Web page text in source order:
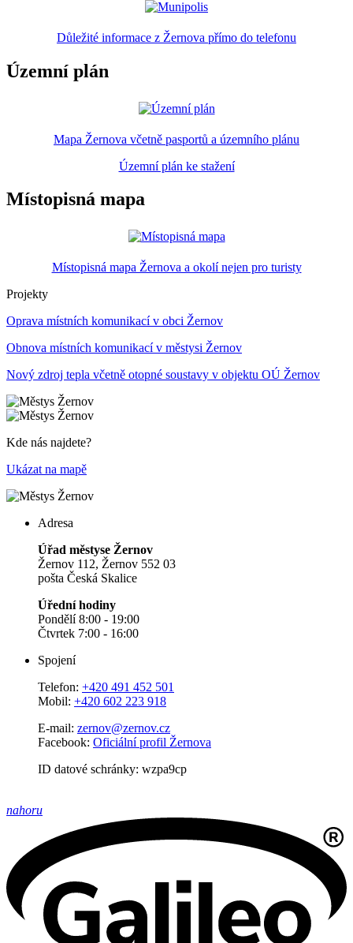
Důležité informace z Žernova přímo do telefonu
Územní plán
Mapa Žernova včetně pasportů a územního plánu
Územní plán ke stažení
Místopisná mapa
Místopisná mapa Žernova a okolí nejen pro turisty
Projekty
Oprava místních komunikací v obci Žernov
Obnova místních komunikací v městysi Žernov
Nový zdroj tepla včetně otopné soustavy v objektu OÚ Žernov
Kde nás najdete?
Ukázat na mapě
Adresa
Úřad městyse Žernov
Žernov 112, Žernov 552 03
pošta Česká Skalice
Úřední hodiny
Pondělí 8:00 - 19:00
Čtvrtek 7:00 - 16:00
Spojení
Telefon: +420 491 452 501
Mobil: +420 602 223 918
E-mail: zernov@zernov.cz
Facebook: Oficiální profil Žernova
ID datové schránky: wzpa9cp
nahoru